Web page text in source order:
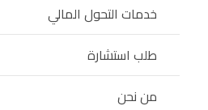
خدمات التحول المالي
طلب استشارة
من نحن